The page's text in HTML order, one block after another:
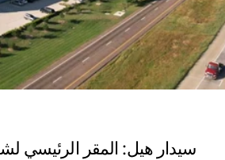
سيدار هيل: المقر الرئيسي